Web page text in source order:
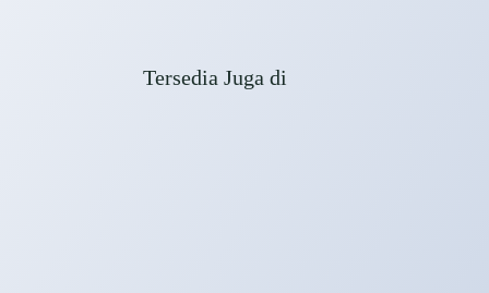
Tersedia Juga di